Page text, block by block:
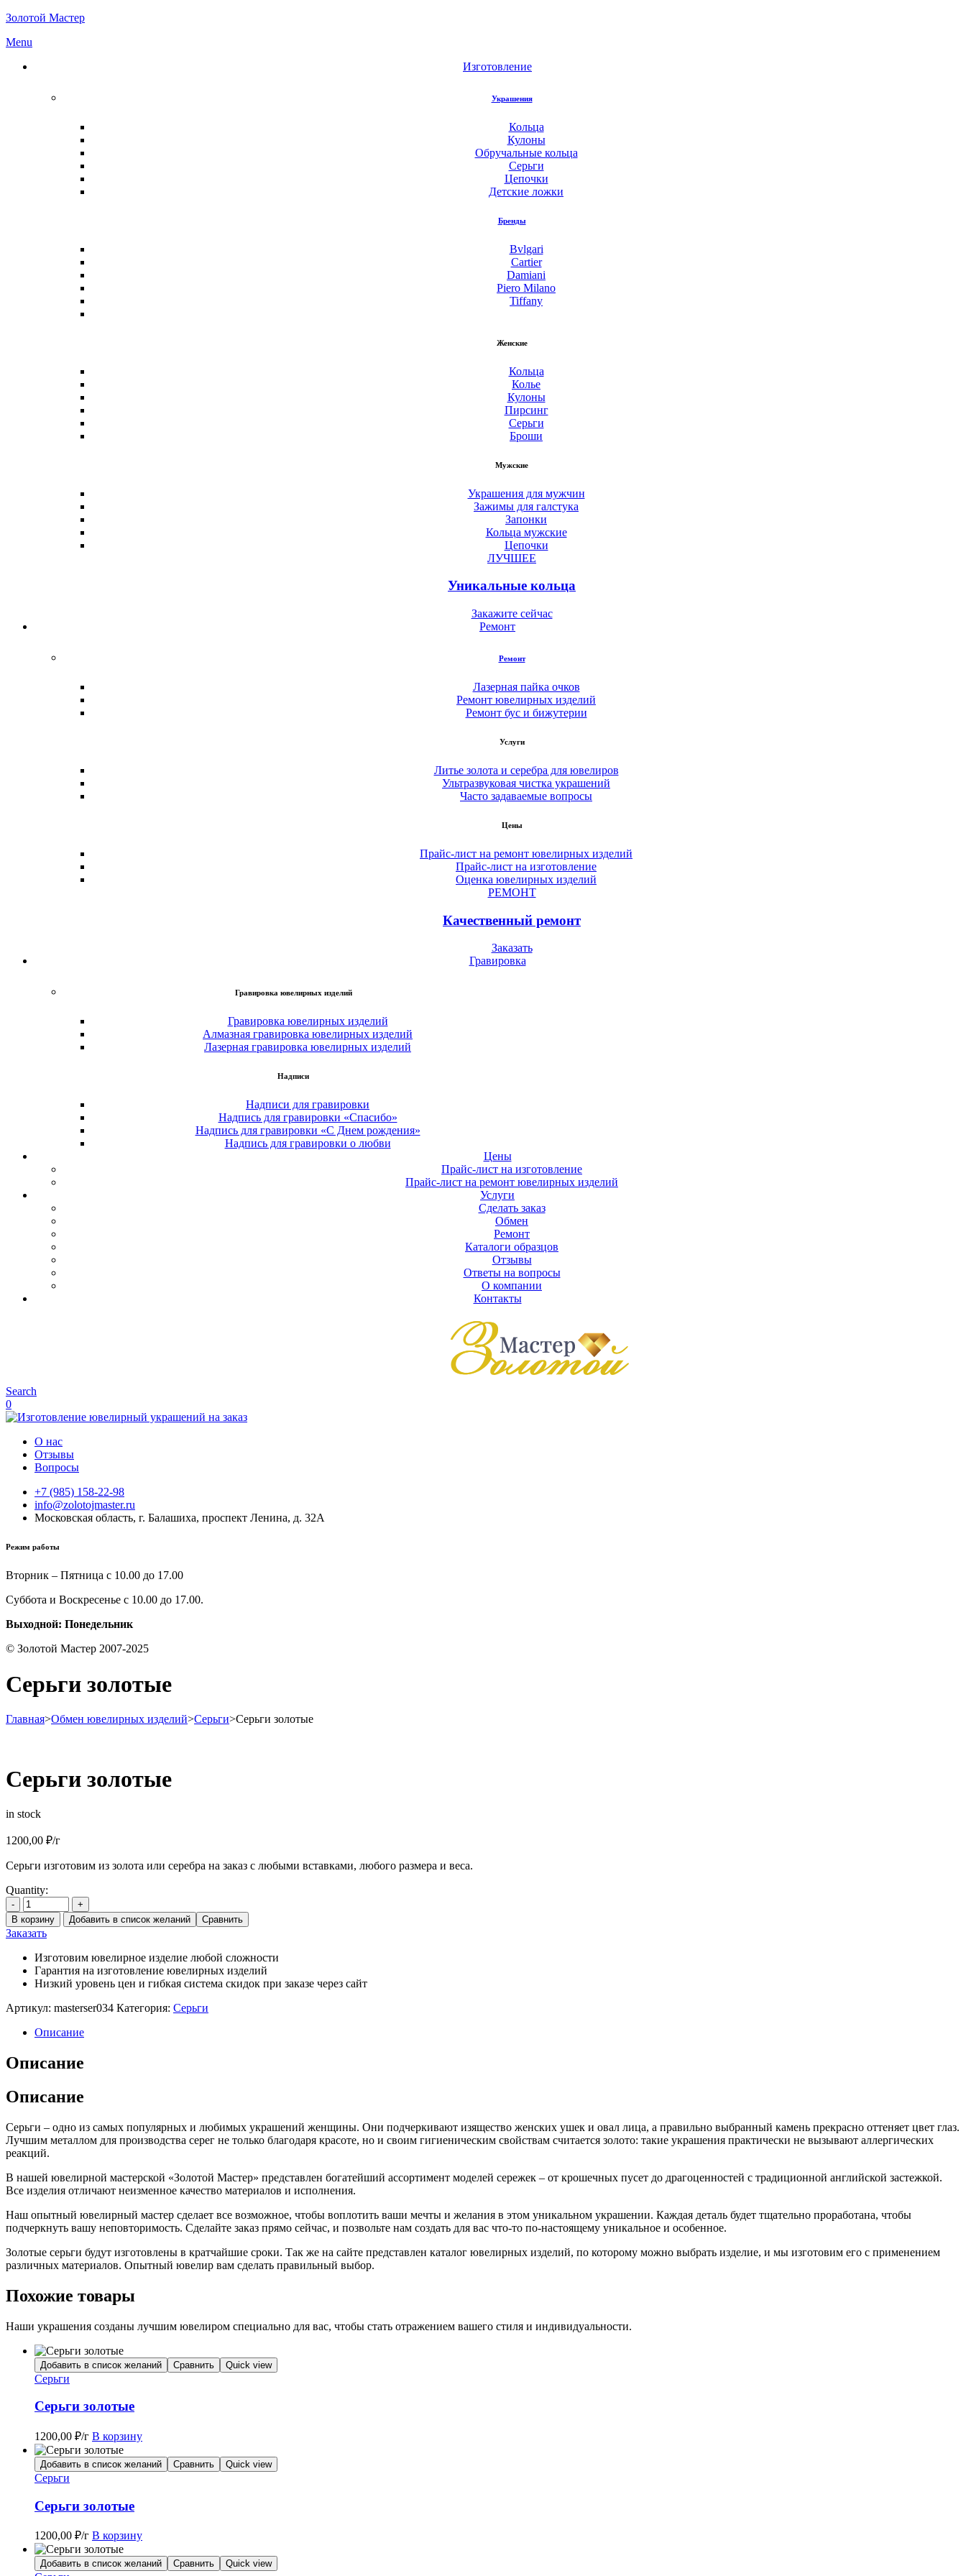
Золотой Мастер
Menu
Изготовление
Украшения
Кольца
Кулоны
Обручальные кольца
Серьги
Цепочки
Детские ложки
Бренды
Bvlgari
Cartier
Damiani
Piero Milano
Tiffany
Женские
Кольца
Колье
Кулоны
Пирсинг
Серьги
Броши
Мужские
Украшения для мужчин
Зажимы для галстука
Запонки
Кольца мужские
Цепочки
ЛУЧШЕЕ
Уникальные кольца
Закажите сейчас
Ремонт
Ремонт
Лазерная пайка очков
Ремонт ювелирных изделий
Ремонт бус и бижутерии
Услуги
Литье золота и серебра для ювелиров
Ультразвуковая чистка украшений
Часто задаваемые вопросы
Цены
Прайс-лист на ремонт ювелирных изделий
Прайс-лист на изготовление
Оценка ювелирных изделий
РЕМОНТ
Качественный ремонт
Заказать
Гравировка
Гравировка ювелирных изделий
Гравировка ювелирных изделий
Алмазная гравировка ювелирных изделий
Лазерная гравировка ювелирных изделий
Надписи
Надписи для гравировки
Надпись для гравировки «Спасибо»
Надпись для гравировки «С Днем рождения»
Надпись для гравировки о любви
Цены
Прайс-лист на изготовление
Прайс-лист на ремонт ювелирных изделий
Услуги
Сделать заказ
Обмен
Ремонт
Каталоги образцов
Отзывы
Ответы на вопросы
О компании
Контакты
Search
0
О нас
Отзывы
Вопросы
+7 (985) 158-22-98
info@zolotojmaster.ru
Московская область, г. Балашиха, проспект Ленина, д. 32А
Режим работы
Вторник – Пятница с 10.00 до 17.00
Суббота и Воскресенье с 10.00 до 17.00.
Выходной: Понедельник
© Золотой Мастер 2007-2025
Серьги золотые
Главная>Обмен ювелирных изделий>Серьги>Серьги золотые
Серьги золотые
in stock
1200,00 ₽/г
Серьги изготовим из золота или серебра на заказ с любыми вставками, любого размера и веса.
Quantity:
-
+
В корзину
Добавить в список желаний Сравнить
Заказать
Изготовим ювелирное изделие любой сложности
Гарантия на изготовление ювелирных изделий
Низкий уровень цен и гибкая система скидок при заказе через сайт
Артикул: masterser034 Категория: Серьги
Описание
Описание
Описание
Серьги – одно из самых популярных и любимых украшений женщины. Они подчеркивают изящество женских ушек и овал лица, а правильно выбранный камень прекрасно оттеняет цвет глаз.
Лучшим металлом для производства серег не только благодаря красоте, но и своим гигиеническим свойствам считается золото: такие украшения практически не вызывают аллергических
реакций.
В нашей ювелирной мастерской «Золотой Мастер» представлен богатейший ассортимент моделей сережек – от крошечных пусет до драгоценностей с традиционной английской застежкой.
Все изделия отличают неизменное качество материалов и исполнения.
Наш опытный ювелирный мастер сделает все возможное, чтобы воплотить ваши мечты и желания в этом уникальном украшении. Каждая деталь будет тщательно проработана, чтобы
подчеркнуть вашу неповторимость. Сделайте заказ прямо сейчас, и позвольте нам создать для вас что-то по-настоящему уникальное и особенное.
Золотые серьги будут изготовлены в кратчайшие сроки. Так же на сайте представлен каталог ювелирных изделий, по которому можно выбрать изделие, и мы изготовим его с применением
различных материалов. Опытный ювелир вам сделать правильный выбор.
Похожие товары
Наши украшения созданы лучшим ювелиром специально для вас, чтобы стать отражением вашего стиля и индивидуальности.
Добавить в список желаний Сравнить Quick view
Серьги
Серьги золотые
1200,00 ₽/г В корзину
Добавить в список желаний Сравнить Quick view
Серьги
Серьги золотые
1200,00 ₽/г В корзину
Добавить в список желаний Сравнить Quick view